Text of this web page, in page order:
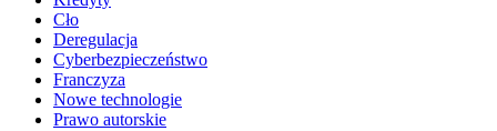
Cło
Deregulacja
Cyberbezpieczeństwo
Franczyza
Nowe technologie
Prawo autorskie